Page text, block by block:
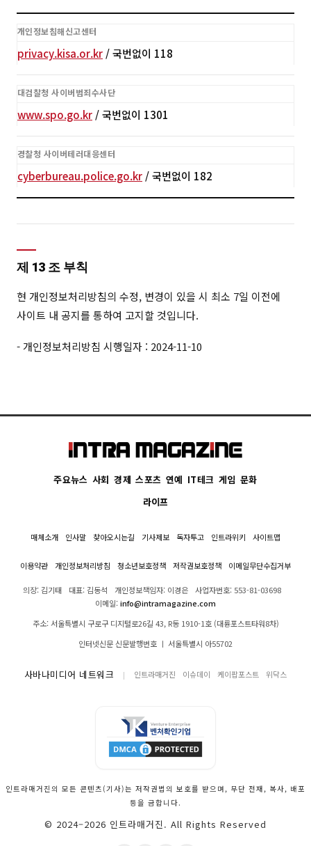
개인정보침해신고센터
privacy.kisa.or.kr / 국번없이 118
대검찰청 사이버범죄수사단
www.spo.go.kr / 국번없이 1301
경찰청 사이버테러대응센터
cyberbureau.police.go.kr / 국번없이 182
제 13 조 부칙
현 개인정보처리방침의 수정, 변경이 있을 시 최소 7일 이전에
사이트 내 공지를 통하여 고지할 것입니다.
- 개인정보처리방침 시행일자 : 2024-11-10
주요뉴스 사회 경제 스포츠 연예 IT테크 게임 문화
라이프
매체소개 인사말 찾아오시는길 기사제보 독자투고 인트라위키 사이트맵
이용약관 개인정보처리방침 청소년보호정책 저작권보호정책 이메일무단수집거부
의장: 김기태 대표: 김동석 개인정보책임자: 이경은
사업자번호: 553-81-03698
이메일:info@intramagazine.com
주소: 서울특별시 구로구 디지털로26길 43, R동 1910-1호 (대륭포스트타워8차)
인터넷신문 신문발행번호 ㅣ 서울특별시 아55702
사바나미디어 네트워크 인트라매거진 이슈데이 케이팝포스트 위닥스
인트라매거진의 모든 콘텐츠(기사)는 저작권법의 보호를 받으며, 무단 전재, 복사, 배포
등을 금합니다.
© 2024–2026 인트라매거진. All Rights Reserved